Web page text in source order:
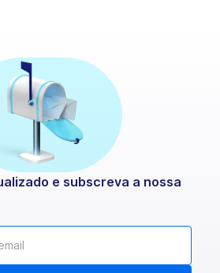
e subscreva a nossa